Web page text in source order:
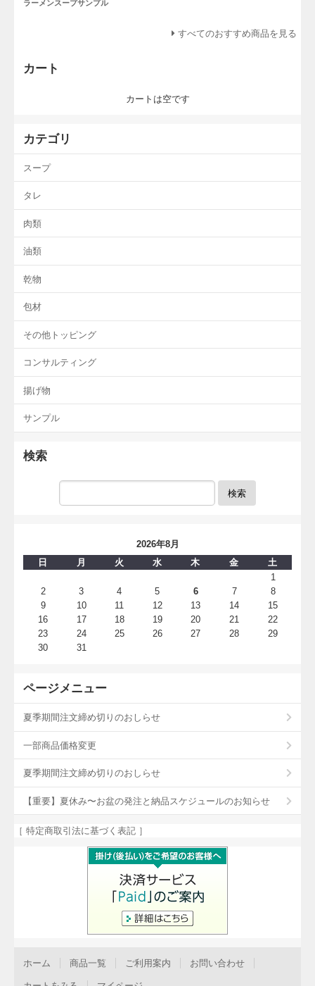
ラーメンスープサンプル
すべてのおすすめ商品を見る
カート
カートは空です
カテゴリ
スープ
タレ
肉類
油類
乾物
包材
その他トッピング
コンサルティング
揚げ物
サンプル
検索
検索
2026年8月
日
月 火 水 木 金
土
1
2
3 4 5 6 7
8
9
10 11 12 13 14
15
16
17 18 19 20 21
22
23
24 25 26 27 28
29
30
31
ページメニュー
夏季期間注文締め切りのおしらせ
一部商品価格変更
夏季期間注文締め切りのおしらせ
【重要】夏休み〜お盆の発注と納品スケジュールのお知らせ
［ 特定商取引法に基づく表記 ］
ホーム 商品一覧 ご利用案内 お問い合わせ